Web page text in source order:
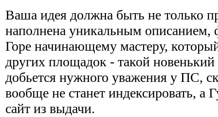
Ваша идея должна быть не только
наполнена уникальным описанием,
Горе начинающему мастеру,
других площадок - такой новенький
добьется нужного уважения у ПС,
вообще не станет индексировать, а
сайт из выдачи.